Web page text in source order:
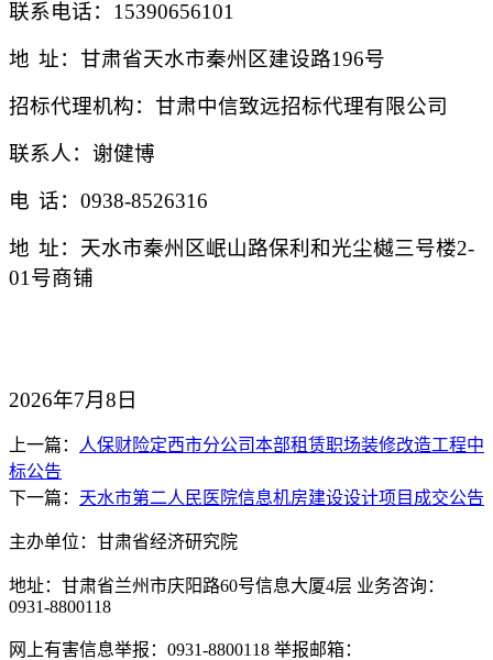
联系电话： 15390656101
地 址：甘肃省天水市秦州区建设路196号
招标代理机构：甘肃中信致远招标代理有限公司
联系人： 谢健博
电 话： 0938-8526316
地 址： 天水市秦州区岷山路保利和光尘樾三号楼2-
01号商铺
2026年7月 8 日
上一篇：
人保财险定西市分公司本部租赁职场装修改造工程中
标公告
下一篇： 天水市第二人民医院信息机房建设设计项目成交公告
主办单位：甘肃省经济研究院
地址：甘肃省兰州市庆阳路60号信息大厦4层 业务咨询：
0931-8800118
网上有害信息举报：0931-8800118 举报邮箱：